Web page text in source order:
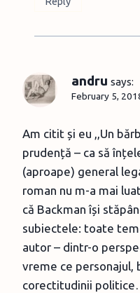
andru says:
February 5,
Am citit și eu ,,Un
prudență – ca să
(aproape) general
roman nu m-a mai
că Backman își
subiectele: toate
autor – dintr-o
vreme ce personajul,
corectitudinii